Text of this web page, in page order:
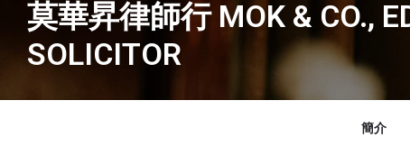
莫華昇律師行 MOK & CO.,
SOLICITOR
簡介